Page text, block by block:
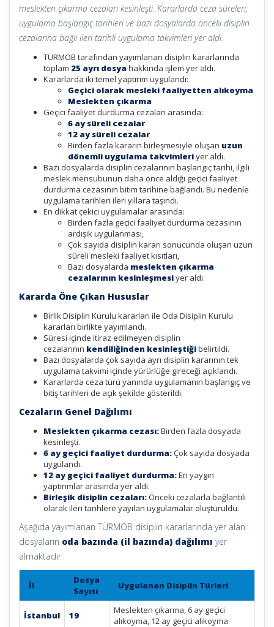
meslekten çıkarma cezaları kesinleşti. Kararlarda ceza süreleri,
uygulama başlangıç tarihleri ve bazı dosyalarda önceki disiplin
cezalarına bağlı ileri tarihli uygulama takvimleri yer aldı.
TÜRMOB tarafından yayımlanan disiplin kararlarında
toplam 25 ayrı dosya hakkında işlem yer aldı.
Kararlarda iki temel yaptırım uygulandı:
Geçici olarak mesleki faaliyetten alıkoyma
Meslekten çıkarma
Geçici faaliyet durdurma cezaları arasında:
6 ay süreli cezalar
12 ay süreli cezalar
Birden fazla kararın birleşmesiyle oluşan uzun
dönemli uygulama takvimleriyer aldı.
Bazı dosyalarda disiplin cezalarının başlangıç tarihi, ilgili
meslek mensubunun daha önce aldığı geçici faaliyet
durdurma cezasının bitim tarihine bağlandı. Bu nedenle
uygulama tarihleri ileri yıllara taşındı.
En dikkat çekici uygulamalar arasında:
Birden fazla geçici faaliyet durdurma cezasının
ardışık uygulanması,
Çok sayıda disiplin kararı sonucunda oluşan uzun
süreli mesleki faaliyet kısıtları,
Bazı dosyalarda meslekten çıkarma
cezalarının kesinleşmesiyer aldı.
Kararda Öne Çıkan Hususlar
Birlik Disiplin Kurulu kararları ile Oda Disiplin Kurulu
kararları birlikte yayımlandı.
Süresi içinde itiraz edilmeyen disiplin
cezalarının kendiliğinden kesinleştiğibelirtildi.
Bazı dosyalarda çok sayıda ayrı disiplin kararının tek
uygulama takvimi içinde yürürlüğe gireceği açıklandı.
Kararlarda ceza türü yanında uygulamanın başlangıç ve
bitiş tarihleri de açık şekilde gösterildi.
Cezaların Genel Dağılımı
Meslekten çıkarma cezası:Birden fazla dosyada
kesinleşti.
6 ay geçici faaliyet durdurma:Çok sayıda dosyada
uygulandı.
12 ay geçici faaliyet durdurma:En yaygın
yaptırımlar arasında yer aldı.
Birleşik disiplin cezaları:Önceki cezalarla bağlantılı
olarak ileri tarihlere yayılan uygulamalar oluşturuldu.
Aşağıda yayımlanan TÜRMOB disiplin kararlarında yer alan
dosyaların oda bazında (il bazında) dağılımı yer
almaktadır:
İl
Dosya
Sayısı
Uygulanan Disiplin Türleri
İstanbul 19
Meslekten çıkarma, 6 ay geçici
alıkoyma, 12 ay geçici alıkoyma